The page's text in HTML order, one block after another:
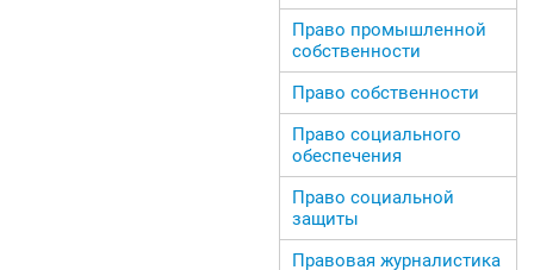
Право промышленной
собственности
Право собственности
Право социального
обеспечения
Право социальной
защиты
Правовая журналистика